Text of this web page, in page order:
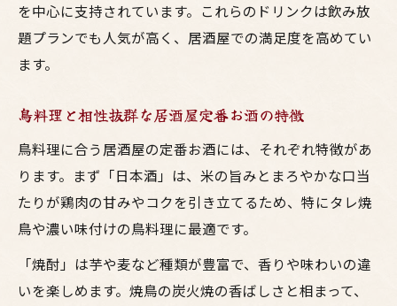
を中心に支持されています。これらのドリンクは飲み放
題プランでも人気が高く、居酒屋での満足度を高めてい
ます。
鳥料理と相性抜群な居酒屋定番お酒の特徴
鳥料理に合う居酒屋の定番お酒には、それぞれ特徴があ
ります。まず「日本酒」は、米の旨みとまろやかな口当
たりが鶏肉の甘みやコクを引き立てるため、特にタレ焼
鳥や濃い味付けの鳥料理に最適です。
「焼酎」は芋や麦など種類が豊富で、香りや味わいの違
いを楽しめます。焼鳥の炭火焼の香ばしさと相まって、